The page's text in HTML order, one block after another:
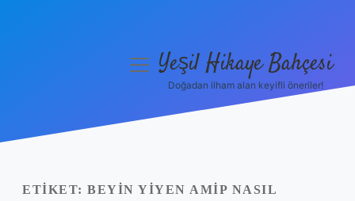
Yasal Uyarı
menüyüYeşil Hikaye Bahçesi
Doğadan ilham alan keyifli öneriler!
ETIKET: BEYIN YIYEN AMIP NASIL